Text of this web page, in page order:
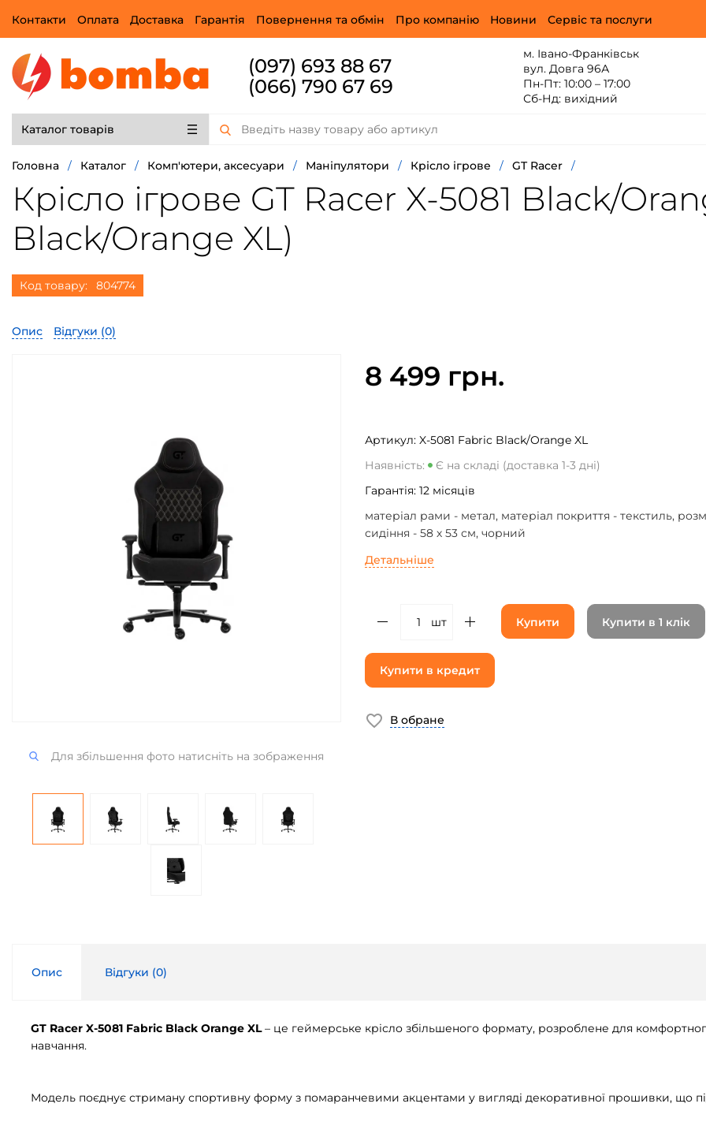
Контакти Оплата Доставка Гарантія Повернення та обмін Про компанію Новини Сервіс та послуги
(097) 693 88 67
(066) 790 67 69
м. Івано-Франківськ
вул. Довга 96А
Пн-Пт: 10:00 – 17:00
Сб-Нд: вихідний
Каталог товарів
Головна / Каталог / Комп'ютери, аксесуари / Маніпулятори / Крісло ігрове / GT Racer /
Крісло ігрове GT Racer X-5081 Black/
Black/Orange XL)
Код товару: 804774
Опис Відгуки (0)
Для збільшення фото натисніть на зображення
8 499 грн.
Артикул: X-5081 Fabric Black/Orange XL
Наявність:
Є на складі (доставка 1-3 дні)
Гарантія: 12 місяців
матеріал рами - метал, матеріал покриття - текстиль,
сидіння - 58 х 53 см, чорний
Детальніше
шт Купити Купити в 1 клік
Купити в кредит
В обране
Опис Відгуки (0)
GT Racer X-5081 Fabric Black Orange XL– це геймерське крісло збільшеного формату, розроблене для
навчання.
Модель поєднує стриману спортивну форму з помаранчевими акцентами у вигляді декоративної прошивки, що